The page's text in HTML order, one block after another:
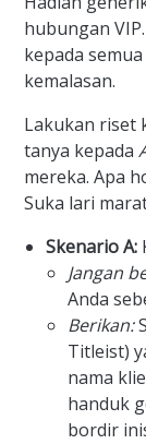
hubungan
kepada
kemalasan.
Lakukan riset
tanya kepada
mereka. Apa
Suka lari
Skenario A:
Jangan
Anda
Berikan:
Titleist)
nama
handuk
bordir